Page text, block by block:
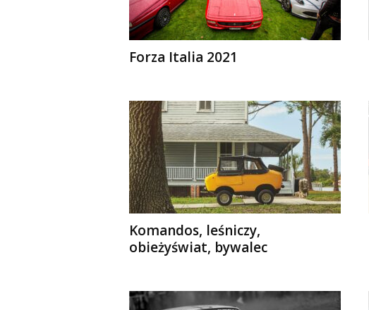
Forza Italia 2021
Komandos, leśniczy,
obieżyświat, bywalec